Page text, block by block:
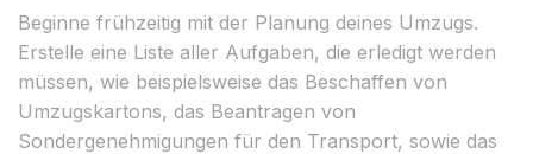
Beginne frühzeitig mit der Planung deines Umzugs.
Erstelle eine Liste aller Aufgaben, die erledigt werden
müssen, wie beispielsweise das Beschaffen von
Umzugskartons, das Beantragen von
Sondergenehmigungen für den Transport, sowie das